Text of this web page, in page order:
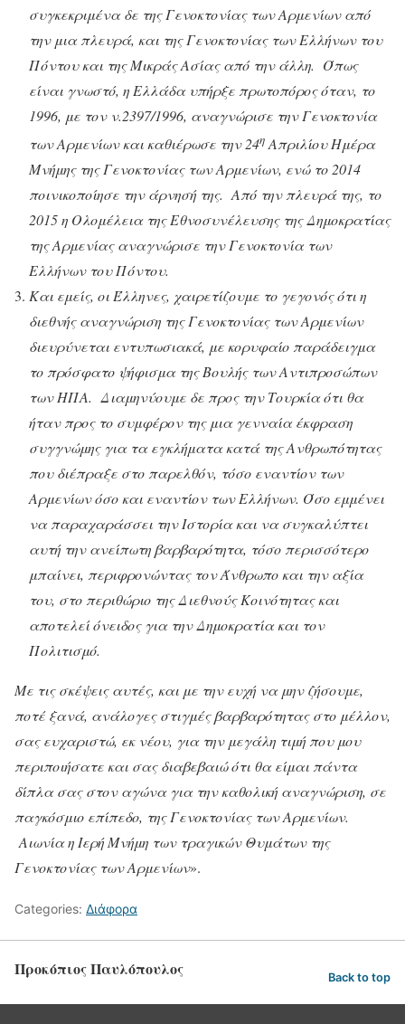
συγκεκριμένα δε της Γενοκτονίας των Αρμενίων από
την μια πλευρά, και της Γενοκτονίας των Ελλήνων του
Πόντου και της Μικράς Ασίας από την άλλη. Όπως
είναι γνωστό, η Ελλάδα υπήρξε πρωτοπόρος όταν, το
1996, με τον ν.2397/1996, αναγνώρισε την Γενοκτονία
των Αρμενίων και καθιέρωσε την 24η Απριλίου Ημέρα
Μνήμης της Γενοκτονίας των Αρμενίων, ενώ το 2014
ποινικοποίησε την άρνησή της. Από την πλευρά της, το
2015 η Ολομέλεια της Εθνοσυνέλευσης της Δημοκρατίας
της Αρμενίας αναγνώρισε την Γενοκτονία των
Ελλήνων του Πόντου.
Και εμείς, οι Έλληνες, χαιρετίζουμε το γεγονός ότι η
διεθνής αναγνώριση της Γενοκτονίας των Αρμενίων
διευρύνεται εντυπωσιακά, με κορυφαίο παράδειγμα
το πρόσφατο ψήφισμα της Βουλής των Αντιπροσώπων
των ΗΠΑ. Διαμηνύουμε δε προς την Τουρκία ότι θα
ήταν προς το συμφέρον της μια γενναία έκφραση
συγγνώμης για τα εγκλήματα κατά της Ανθρωπότητας
που διέπραξε στο παρελθόν, τόσο εναντίον των
Αρμενίων όσο και εναντίον των Ελλήνων. Όσο εμμένει
να παραχαράσσει την Ιστορία και να συγκαλύπτει
αυτή την ανείπωτη βαρβαρότητα, τόσο περισσότερο
μπαίνει, περιφρονώντας τον Άνθρωπο και την αξία
του, στο περιθώριο της Διεθνούς Κοινότητας και
αποτελεί όνειδος για την Δημοκρατία και τον
Πολιτισμό.
Με τις σκέψεις αυτές, και με την ευχή να μην ζήσουμε,
ποτέ ξανά, ανάλογες στιγμές βαρβαρότητας στο μέλλον,
σας ευχαριστώ, εκ νέου, για την μεγάλη τιμή που μου
περιποιήσατε και σας διαβεβαιώ ότι θα είμαι πάντα
δίπλα σας στον αγώνα για την καθολική αναγνώριση, σε
παγκόσμιο επίπεδο, της Γενοκτονίας των Αρμενίων.
Αιωνία η Ιερή Μνήμη των τραγικών Θυμάτων της
Γενοκτονίας των Αρμενίων».
Categories: Διάφορα
Προκόπιος Παυλόπουλος Back to top